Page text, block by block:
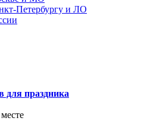
Петербургу и ЛО
для праздника